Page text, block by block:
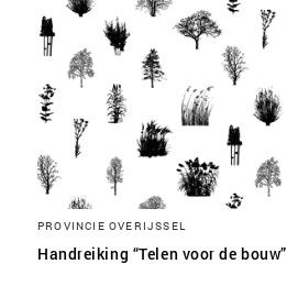
PROVINCIE OVERIJSSEL
Handreiking “Telen voor de bouw”